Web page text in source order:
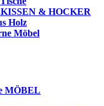
& HOCKER
Holz
Möbel
MÖBEL